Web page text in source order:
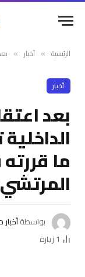
الرئيسية » أخبار »
أخبار
بعد
ما
بواسطةأخبار
1 زيارة